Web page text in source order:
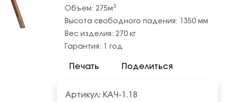
Объем: 275м3
Высота свободного падения: 1350мм
Вес изделия: 270 кг
Гарантия:
1 год
Печать Поделиться
Артикул: КАЧ-1.18